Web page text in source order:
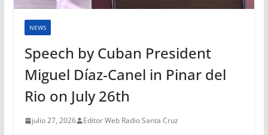
NEWS
Speech by Cuban President
Miguel Díaz-Canel in Pinar del
Rio on July 26th
julio 27, 2026 Editor Web Radio Santa Cruz